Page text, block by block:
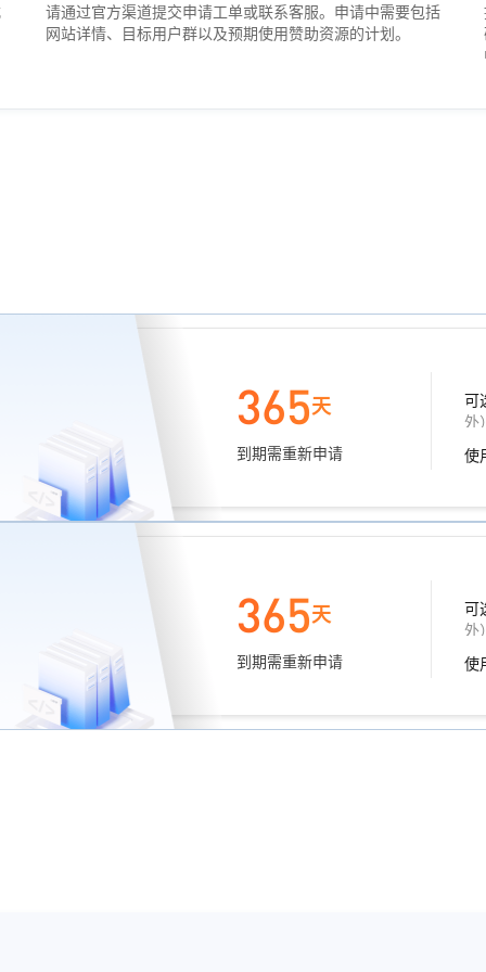
请通过官方渠道提交申请工单或联系客服。申请中需要包括
网站详情、目标用户群以及预期使用赞助资源的计划。
365天
到期需重新申请
可
外
使
365天
到期需重新申请
可
外
使